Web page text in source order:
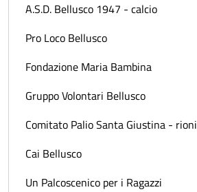
A.S.D. Bellusco 1947 - calcio
Pro Loco Bellusco
Fondazione Maria Bambina
Gruppo Volontari Bellusco
Comitato Palio Santa Giustina - rioni
Cai Bellusco
Un Palcoscenico per i Ragazzi